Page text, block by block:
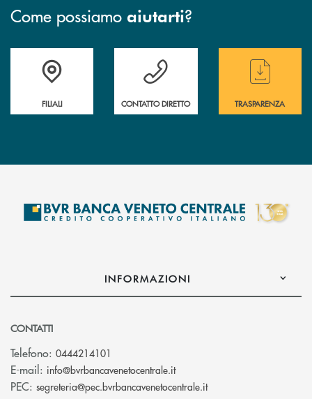
Come possiamo aiutarti?
Trova la filiale più vicina a te
FILIALI
Hai bisogno di assistenza immediata ?
CONTATTO DIRETTO
Hai bisogno di
TRASPARENZA
INFORMAZIONI
CONTATTI
Telefono: 0444214101
E-mail: info@bvrbancavenetocentrale.it(si apre l’app di posta
PEC: segreteria@pec.bvrbancavenetocentrale.it(si apre l’app di